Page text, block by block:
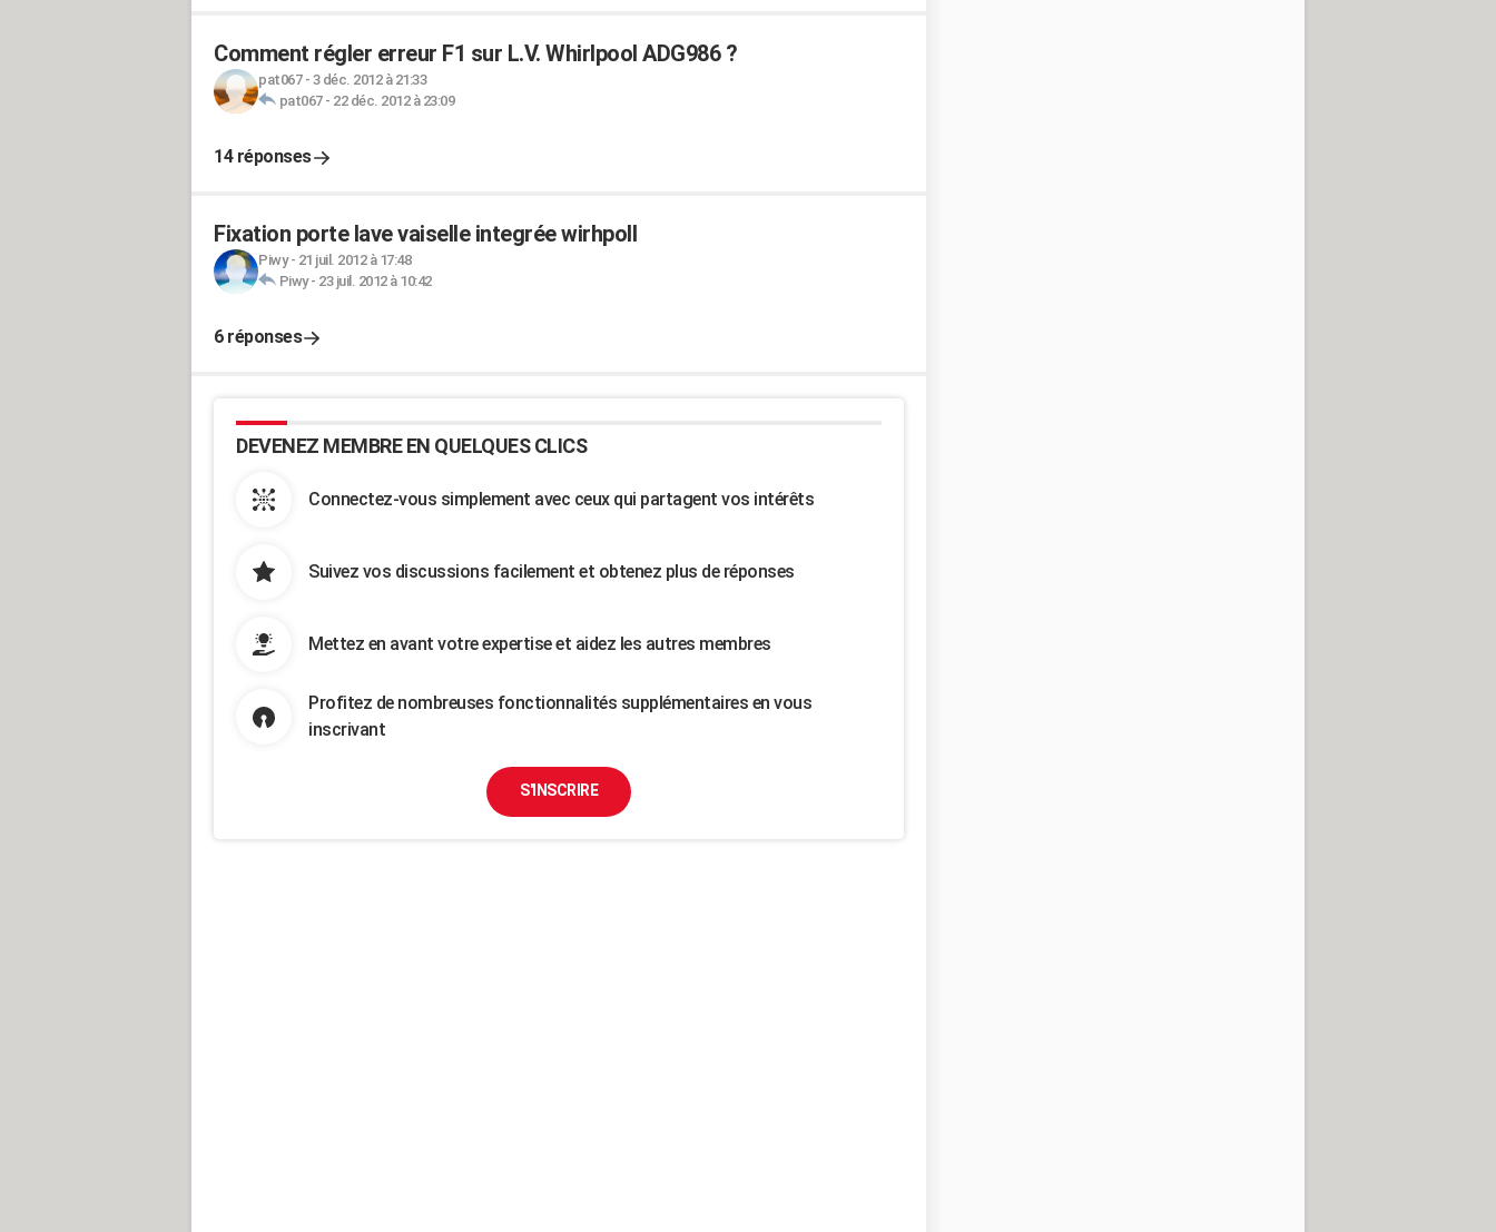
Comment régler erreur F1 sur L.V. Whirlpool ADG986 ?
pat067- 3 déc. 2012 à 21:33
pat067- 22 déc. 2012 à 23:09
14 réponses
Fixation porte lave vaiselle integrée wirhpoll
Piwy- 21 juil. 2012 à 17:48
Piwy- 23 juil. 2012 à 10:42
6 réponses
DEVENEZ MEMBRE EN QUELQUES CLICS
Connectez-vous simplement avec ceux qui partagent vos intérêts
Suivez vos discussions facilement et obtenez plus de réponses
Mettez en avant votre expertise et aidez les autres membres
Profitez de nombreuses fonctionnalités supplémentaires en vous
inscrivant
S'INSCRIRE